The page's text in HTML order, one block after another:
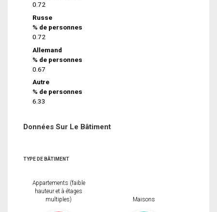
0.72
Russe
% de personnes
0.72
Allemand
% de personnes
0.67
Autre
% de personnes
6.33
Données Sur Le Bâtiment
TYPE DE BÂTIMENT
Appartements (faible
hauteur et à étages
multiples)
Maisons